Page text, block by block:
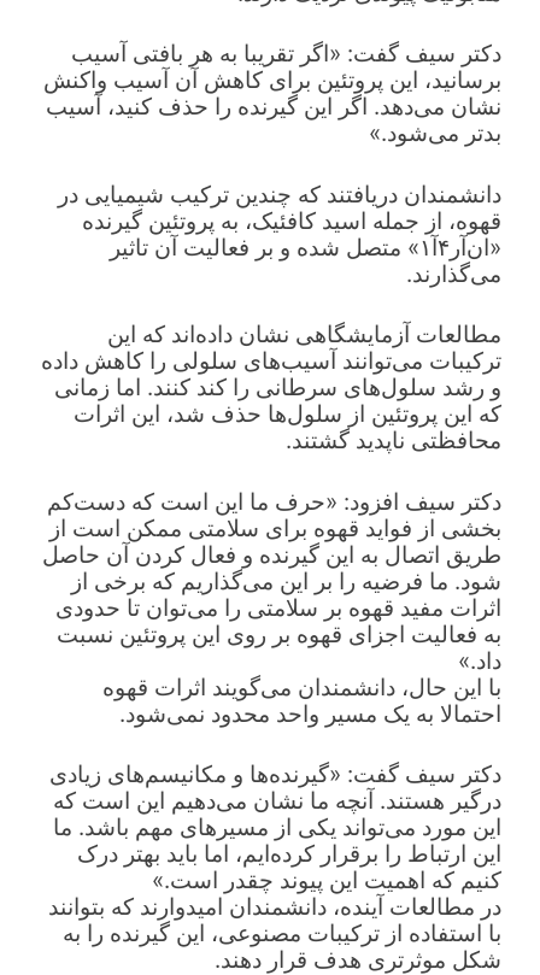
دکتر سیف گفت: «اگر تقریبا به هر بافتی آسیب
برسانید، این پروتئین برای کاهش آن آسیب واکنش
نشان می‌دهد. اگر این گیرنده را حذف کنید، آسیب
بدتر می‌شود.»
دانشمندان دریافتند که چندین ترکیب شیمیایی در
قهوه، از جمله اسید کافئیک، به پروتئین گیرنده
«ان‌آر۴آ۱» متصل شده و بر فعالیت آن تاثیر
می‌گذارند.
مطالعات آزمایشگاهی نشان داده‌اند که این
ترکیبات می‌توانند آسیب‌های سلولی را کاهش داده
و رشد سلول‌های سرطانی را کند کنند. اما زمانی
که این پروتئین از سلول‌ها حذف شد، این اثرات
محافظتی ناپدید گشتند.
دکتر سیف افزود: «حرف ما این است که دست‌کم
بخشی از فواید قهوه برای سلامتی ممکن است از
طریق اتصال به این گیرنده و فعال کردن آن حاصل
شود. ما فرضیه را بر این می‌گذاریم که برخی از
اثرات مفید قهوه بر سلامتی را می‌توان تا حدودی
به فعالیت اجزای قهوه بر روی این پروتئین نسبت
داد.»
با این حال، دانشمندان می‌گویند اثرات قهوه
احتمالا به یک مسیر واحد محدود نمی‌شود.
دکتر سیف گفت: «گیرنده‌ها و مکانیسم‌های زیادی
درگیر هستند. آنچه ما نشان می‌دهیم این است که
این مورد می‌تواند یکی از مسیرهای مهم باشد. ما
این ارتباط را برقرار کرده‌ایم، اما باید بهتر درک
کنیم که اهمیت این پیوند چقدر است.»
در مطالعات آینده، دانشمندان امیدوارند که بتوانند
با استفاده از ترکیبات مصنوعی، این گیرنده را به
شکل موثرتری هدف قرار دهند.